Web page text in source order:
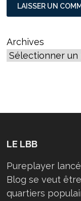
Archives
LE LBB
Pureplayer
Blog se veut être
quartiers